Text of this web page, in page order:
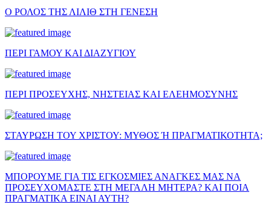
Ο ΡΟΛΟΣ ΤΗΣ ΛΙΛΙΘ ΣΤΗ ΓΕΝΕΣΗ
ΠΕΡΙ ΓΑΜΟΥ ΚΑΙ ΔΙΑΖΥΓΙΟΥ
ΠΕΡΙ ΠΡΟΣΕΥΧΗΣ, ΝΗΣΤΕΙΑΣ ΚΑΙ ΕΛΕΗΜΟΣΥΝΗΣ
ΣΤΑΥΡΩΣΗ ΤΟΥ ΧΡΙΣΤΟΥ: ΜΥΘΟΣ Ή ΠΡΑΓΜΑΤΙΚΟΤΗΤΑ;
ΜΠΟΡΟΥΜΕ ΓΙΑ ΤΙΣ ΕΓΚΟΣΜΙΕΣ ΑΝΑΓΚΕΣ ΜΑΣ ΝΑ
ΠΡΟΣΕΥΧΟΜΑΣΤΕ ΣΤΗ ΜΕΓΑΛΗ ΜΗΤΕΡΑ? ΚΑΙ ΠΟΙΑ
ΠΡΑΓΜΑΤΙΚΑ ΕΙΝΑΙ ΑΥΤΗ?